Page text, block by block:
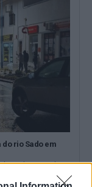
do rio Sado em
do rio Sado,